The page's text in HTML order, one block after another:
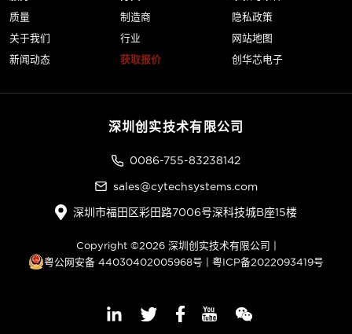
质量
关于我们
新闻动态
制造商
行业
获取报价
隐私政策
网站地图
创华芯电子
深圳创实技术有限公司
0086-755-83238142
sales@cytechsystems.com
深圳市福田区彩田路7006号深科技城B座15楼
Copyright ©2026 深圳创实技术有限公司 |
粤公网安备 44030402005968号 | 粤ICP备2022093419号